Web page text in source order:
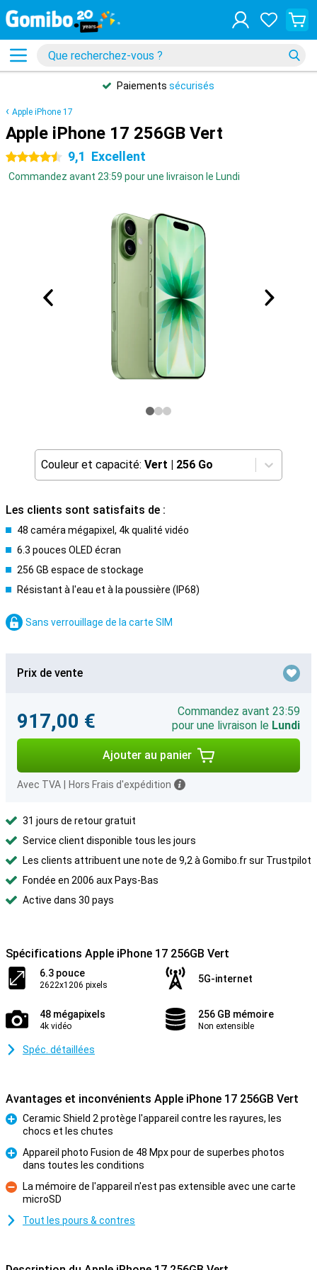
Paiements sécurisés
Apple iPhone 17
Apple iPhone 17 256GB Vert
4.5 étoiles 9,1 Excellent
Commandez avant 23:59 pour une livraison le Lundi
Couleur et capacité: Vert | 256 Go
Les clients sont satisfaits de :
48 caméra mégapixel, 4k qualité vidéo
6.3 pouces OLED écran
256 GB espace de stockage
Résistant à l'eau et à la poussière (IP68)
Sans verrouillage de la carte SIM
Prix de vente
917,00 €
Commandez avant 23:59
pour une livraison le Lundi
Ajouter au panier
Avec TVA Hors Frais d'expédition
31 jours de retour gratuit
Service client disponible tous les jours
Les clients attribuent une note de 9,2 à Gomibo.fr sur Trustpilot
Fondée en 2006 aux Pays-Bas
Active dans 30 pays
Spécifications Apple iPhone 17 256GB Vert
6.3 pouce
2622x1206 pixels
5G-internet
48 mégapixels
4k vidéo
256 GB mémoire
Non extensible
Spéc. détaillées
Avantages et inconvénients Apple iPhone 17 256GB Vert
Pour
Ceramic Shield 2 protège l'appareil contre les rayures, les
chocs et les chutes
Pour
Appareil photo Fusion de 48 Mpx pour de superbes photos
dans toutes les conditions
Contre
La mémoire de l'appareil n'est pas extensible avec une carte
microSD
Tout les pours & contres